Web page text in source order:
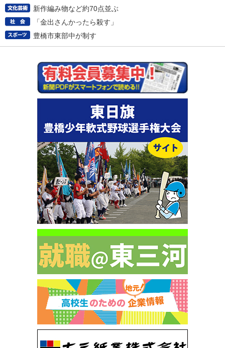
新作編み物など約70点並ぶ
「金出さんかったら殺す」
豊橋市東部中が制す